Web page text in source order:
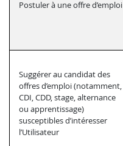
Postuler à une offre d’emploi
Suggérer au candidat des
offres d’emploi (notamment,
CDI, CDD, stage, alternance
ou apprentissage)
susceptibles d’intéresser
l’Utilisateur